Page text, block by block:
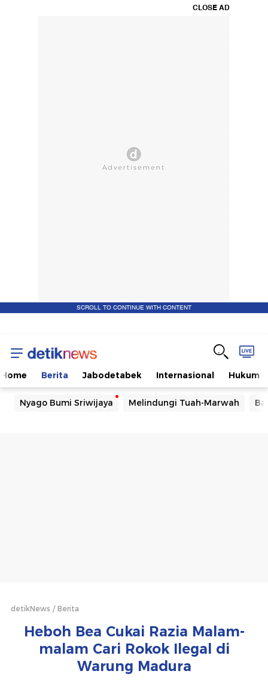
CLOSE AD
SCROLL TO CONTINUE WITH CONTENT
Home Berita Jabodetabek Internasional Hukum
Nyago Bumi Sriwijaya Melindungi Tuah-Marwah
detikNews Berita
Heboh Bea Cukai Razia Malam-
malam Cari Rokok Ilegal di
Warung Madura